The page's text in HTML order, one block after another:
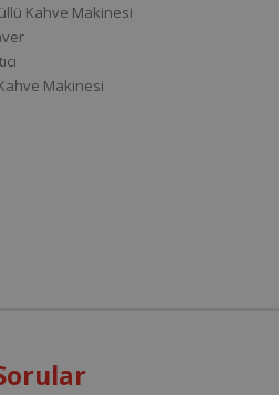
Kahve Makinesi
Makinesi